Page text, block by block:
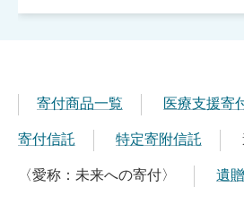
寄付商品一覧 医療支援寄
寄付信託
特定寄附信託
〈愛称：未来への寄付〉
遺